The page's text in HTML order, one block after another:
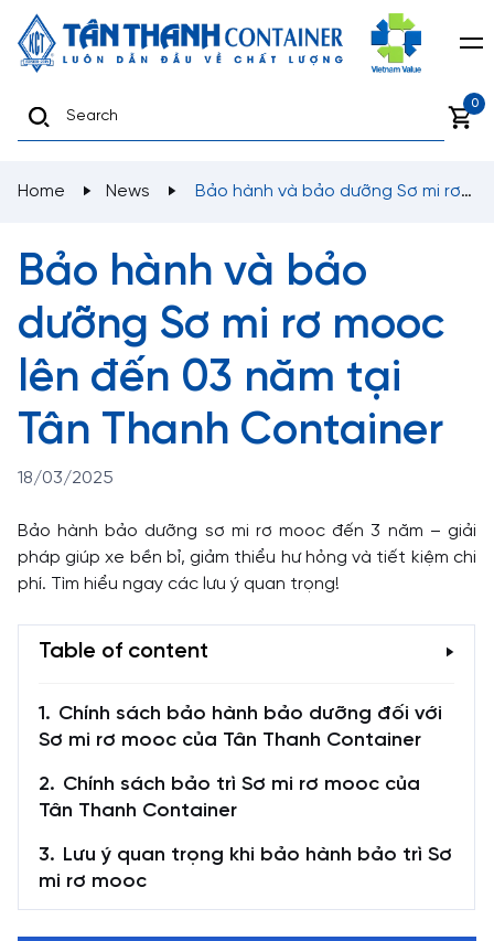
0
Home News
Bảo hành và bảo
dưỡng Sơ mi rơ mooc
lên đến 03 năm tại
Tân Thanh Container
18/03/2025
Bảo hành bảo dưỡng sơ mi rơ mooc đến 3 năm – giải
pháp giúp xe bền bỉ, giảm thiểu hư hỏng và tiết kiệm chi
phí. Tìm hiểu ngay các lưu ý quan trọng!
Table of content
Chính sách bảo hành bảo dưỡng đối với
Sơ mi rơ mooc của Tân Thanh Container
Chính sách bảo trì Sơ mi rơ mooc của
Tân Thanh Container
Lưu ý quan trọng khi bảo hành bảo trì Sơ
mi rơ mooc